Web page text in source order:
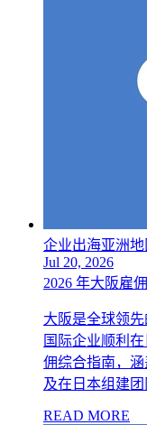
企业出海亚洲
Jul 20, 2026
2026 年大阪雇
大阪是全球领
国际企业顺利
佣综合指南，
及在日本组建团
READ MORE